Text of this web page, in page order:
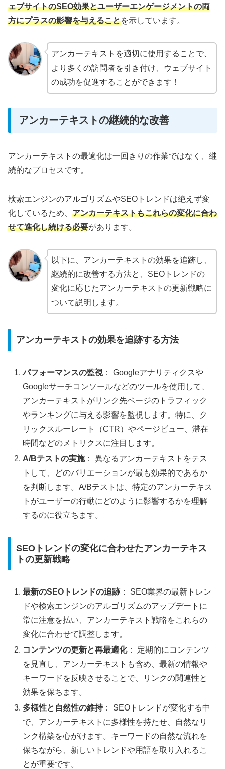
ェブサイトのSEO効果とユーザーエンゲージメントの両
方にプラスの影響を与えることを示しています。
アンカーテキストを適切に使用することで、
より多くの訪問者を引き付け、ウェブサイト
の成功を促進することができます！
アンカーテキストの継続的な改善
アンカーテキストの最適化は一回きりの作業ではなく、継
続的なプロセスです。
検索エンジンのアルゴリズムやSEOトレンドは絶えず変
化しているため、 アンカーテキストもこれらの変化に合わ
せて進化し続ける必要があります。
以下に、アンカーテキストの効果を追跡し、
継続的に改善する方法と、SEOトレンドの
変化に応じたアンカーテキストの更新戦略に
ついて説明します。
アンカーテキストの効果を追跡する方法
パフォーマンスの監視： Googleアナリティクスや
Googleサーチコンソールなどのツールを使用して、
アンカーテキストがリンク先ページのトラフィック
やランキングに与える影響を監視します。特に、ク
リックスルーレート（CTR）やページビュー、滞在
時間などのメトリクスに注目します。
A/Bテストの実施： 異なるアンカーテキストをテス
トして、どのバリエーションが最も効果的であるか
を判断します。A/Bテストは、特定のアンカーテキス
トがユーザーの行動にどのように影響するかを理解
するのに役立ちます。
SEOトレンドの変化に合わせたアンカーテキス
トの更新戦略
最新のSEOトレンドの追跡： SEO業界の最新トレン
ドや検索エンジンのアルゴリズムのアップデートに
常に注意を払い、アンカーテキスト戦略をこれらの
変化に合わせて調整します。
コンテンツの更新と再最適化： 定期的にコンテンツ
を見直し、アンカーテキストも含め、最新の情報や
キーワードを反映させることで、リンクの関連性と
効果を保ちます。
多様性と自然性の維持： SEOトレンドが変化する中
で、アンカーテキストに多様性を持たせ、自然なリ
ンク構築を心がけます。キーワードの自然な流れを
保ちながら、新しいトレンドや用語を取り入れるこ
とが重要です。